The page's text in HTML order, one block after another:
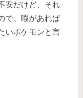
安だけど、それ
で、暇があれば
いポケモンと言